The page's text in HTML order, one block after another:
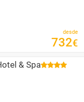
desde
732€
& Spa